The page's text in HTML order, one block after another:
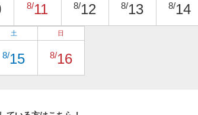
8/11 8/12 8/13 8/14
土
8/15
日
8/16